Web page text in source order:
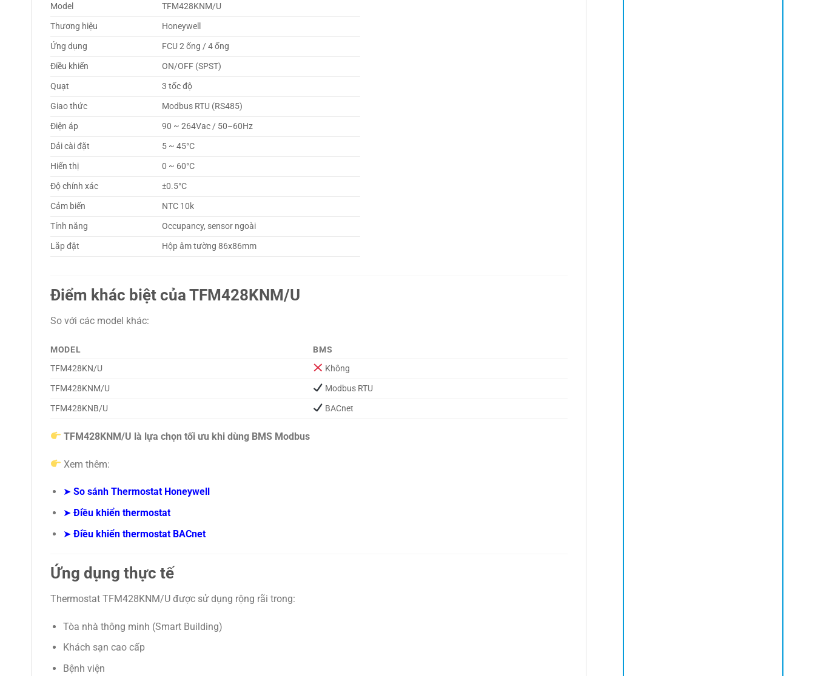
Model
TFM428KNM/U
Thương hiệu
Honeywell
Ứng dụng
FCU 2 ống / 4 ống
Điều khiển
ON/OFF (SPST)
Quạt
3 tốc độ
Giao thức
Modbus RTU (RS485)
Điện áp
90 ~ 264Vac / 50–60Hz
Dải cài đặt
5 ~ 45°C
Hiển thị
0 ~ 60°C
Độ chính xác
±0.5°C
Cảm biến
NTC 10k
Tính năng
Occupancy, sensor ngoài
Lắp đặt
Hộp âm tường 86x86mm
Điểm khác biệt của TFM428KNM/U
So với các model khác:
MODEL
BMS
TFM428KN/U
Không
TFM428KNM/U
Modbus RTU
TFM428KNB/U
BACnet
TFM428KNM/U là lựa chọn tối ưu khi dùng BMS Modbus
Xem thêm:
➤ So sánh Thermostat Honeywell
➤ Điều khiển thermostat
➤ Điều khiển thermostat BACnet
Ứng dụng thực tế
Thermostat TFM428KNM/U được sử dụng rộng rãi trong:
Tòa nhà thông minh (Smart Building)
Khách sạn cao cấp
Bệnh viện